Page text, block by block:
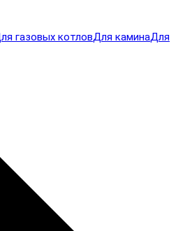
газовых котловДля каминаДля